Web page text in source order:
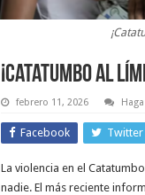
¡Catatumbo al
febrero 11, 2026
Facebook Twitter
La violencia en el
nadie. El más reciente